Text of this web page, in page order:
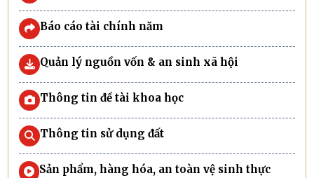
Báo cáo tài chính năm
Quản lý nguồn vốn & an sinh xã hội
Thông tin đề tài khoa học
Thông tin sử dụng đất
Sản phẩm, hàng hóa, an toàn vệ sinh thực